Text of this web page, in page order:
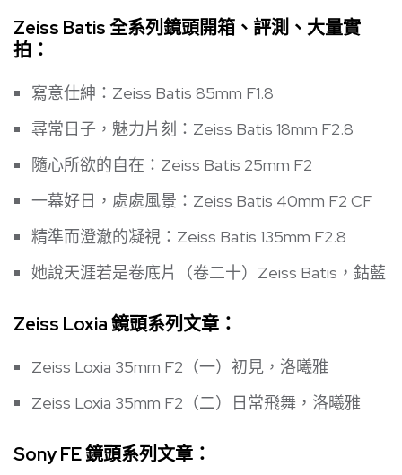
Zeiss Batis 全系列鏡頭開箱、評測、大量實
拍：
寫意仕紳：Zeiss Batis 85mm F1.8
尋常日子，魅力片刻：Zeiss Batis 18mm F2.8
隨心所欲的自在：Zeiss Batis 25mm F2
一幕好日，處處風景：Zeiss Batis 40mm F2 CF
精準而澄澈的凝視：Zeiss Batis 135mm F2.8
她說天涯若是卷底片（卷二十）Zeiss Batis，鈷藍
Zeiss Loxia 鏡頭系列文章：
Zeiss Loxia 35mm F2（一）初見，洛曦雅
Zeiss Loxia 35mm F2（二）日常飛舞，洛曦雅
Sony FE 鏡頭系列文章：